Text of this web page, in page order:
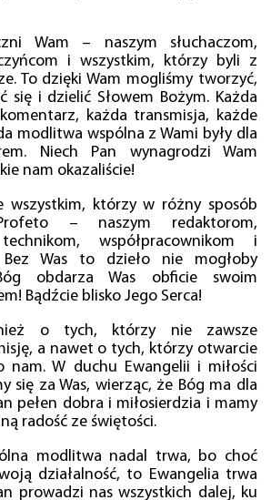
Wam – naszym słuchaczom,
i wszystkim, którzy byli z
To dzięki Wam mogliśmy tworzyć,
się i dzielić Słowem Bożym. Każda
każda transmisja, każde
modlitwa wspólna z Wami były dla
Niech Pan wynagrodzi Wam
nam okazaliście!
wszystkim, którzy w różny sposób
– naszym redaktorom,
współpracownikom i
Bez Was to dzieło nie mogłoby
obdarza Was obficie swoim
Bądźcie blisko Jego Serca!
o tych, którzy nie zawsze
a nawet o tych, którzy otwarcie
nam. W duchu Ewangelii i miłości
się za Was, wierząc, że Bóg ma dla
pełen dobra i miłosierdzia i mamy
radość ze świętości.
modlitwa nadal trwa, bo choć
działalność, to Ewangelia trwa
prowadzi nas wszystkich dalej, ku